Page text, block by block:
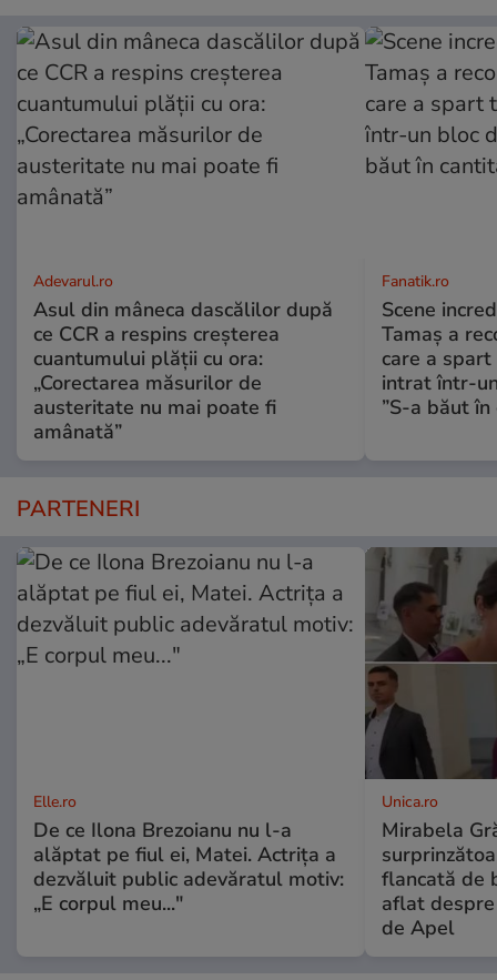
Adevarul.ro
Asul din mâneca dascălilor după
ce CCR a respins creșterea
cuantumului plății cu ora:
„Corectarea măsurilor de
austeritate nu mai poate fi
amânată”
Fanatik.ro
Scene
Tamaș a
care a
intrat într-
”S-a băut
PARTENERI
Elle.ro
De ce Ilona Brezoianu nu l-a
alăptat pe fiul ei, Matei. Actrița a
dezvăluit public adevăratul motiv:
„E corpul meu..."
Unica.ro
Mirabela
flancată de
aflat
de Apel